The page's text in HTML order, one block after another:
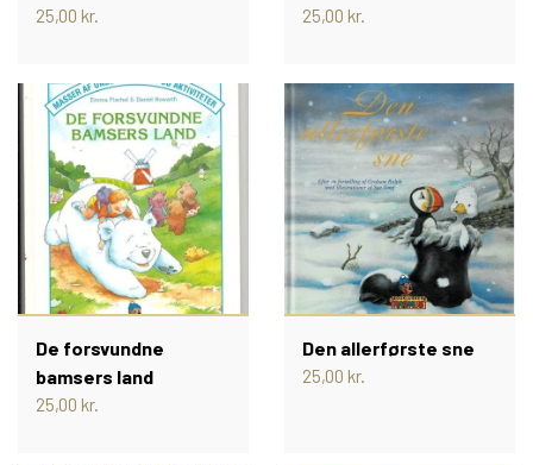
PIXI 200 - 299
PIXI 300 - 399
PIXI 400 - 499
PIXI 500 - 599
ÆLLEBÆLLEBØGER 1 - 99
ÆLLEBÆLLEBØGER 100 - 199
ÆLLEBÆLLEBØGER 200 - 276
ÆLLEBÆLLEBØGER I HARDBACK 277
25,00 kr. 25,00 kr.
De forsvundne
bamsers land
25,00 kr.
Den allerførste sne
25,00 kr.